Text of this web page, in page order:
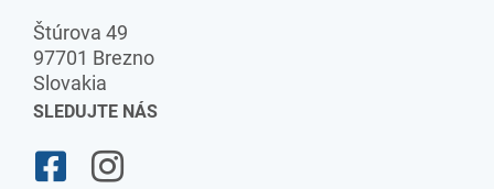
Štúrova 49
97701 Brezno
Slovakia
SLEDUJTE NÁS